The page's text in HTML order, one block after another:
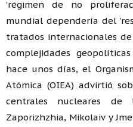
'régimen de no
mundial dependería del
tratados internacionales
complejidades
hace unos días, el
Atómica (OIEA) advirtió
centrales nucleares de
Zaporizhzhia, Mikolaiv y